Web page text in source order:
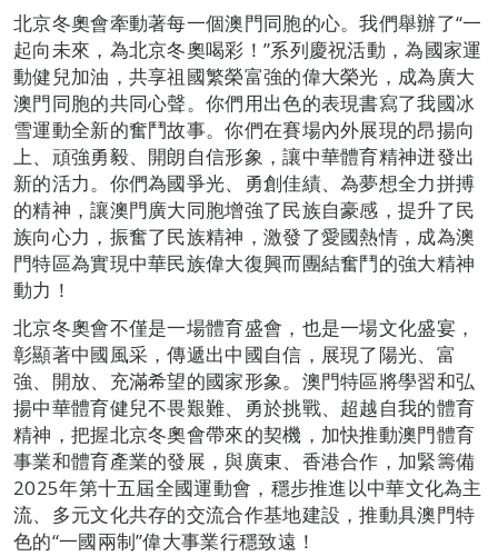
北京冬奧會牽動著每一個澳門同胞的心。我們舉辦了“一
起向未來，為北京冬奧喝彩！”系列慶祝活動，為國家運
動健兒加油，共享祖國繁榮富強的偉大榮光，成為廣大
澳門同胞的共同心聲。你們用出色的表現書寫了我國冰
雪運動全新的奮鬥故事。你們在賽場內外展現的昂揚向
上、頑強勇毅、開朗自信形象，讓中華體育精神迸發出
新的活力。你們為國爭光、勇創佳績、為夢想全力拼搏
的精神，讓澳門廣大同胞增強了民族自豪感，提升了民
族向心力，振奮了民族精神，激發了愛國熱情，成為澳
門特區為實現中華民族偉大復興而團結奮鬥的強大精神
動力！
北京冬奧會不僅是一場體育盛會，也是一場文化盛宴，
彰顯著中國風采，傳遞出中國自信，展現了陽光、富
強、開放、充滿希望的國家形象。澳門特區將學習和弘
揚中華體育健兒不畏艱難、勇於挑戰、超越自我的體育
精神，把握北京冬奧會帶來的契機，加快推動澳門體育
事業和體育產業的發展，與廣東、香港合作，加緊籌備
2025年第十五屆全國運動會，穩步推進以中華文化為主
流、多元文化共存的交流合作基地建設，推動具澳門特
色的“一國兩制”偉大事業行穩致遠！